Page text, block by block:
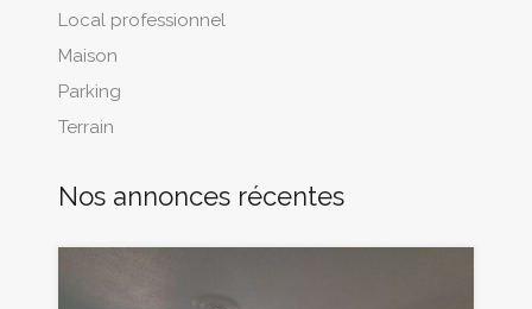
Local professionnel
Maison
Parking
Terrain
Nos annonces récentes